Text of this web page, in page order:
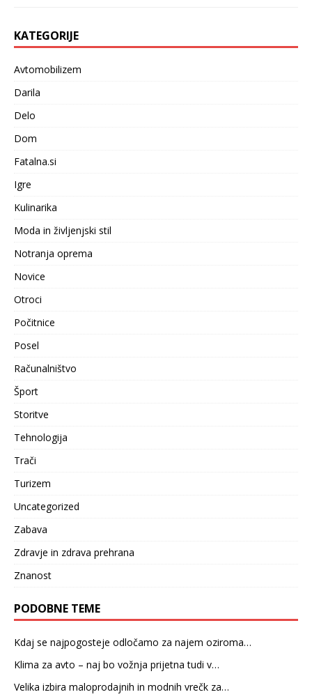
KATEGORIJE
Avtomobilizem
Darila
Delo
Dom
Fatalna.si
Igre
Kulinarika
Moda in življenjski stil
Notranja oprema
Novice
Otroci
Počitnice
Posel
Računalništvo
Šport
Storitve
Tehnologija
Trači
Turizem
Uncategorized
Zabava
Zdravje in zdrava prehrana
Znanost
PODOBNE TEME
Kdaj se najpogosteje odločamo za najem oziroma…
Klima za avto – naj bo vožnja prijetna tudi v…
Velika izbira maloprodajnih in modnih vrečk za…